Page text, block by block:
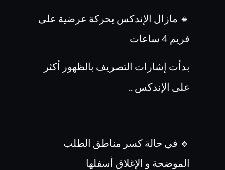
🔸 مازال الإندكس بحركة عرضية على
فريم 4 ساعات
بدأت إشارات التصريف بالظهور أكثر
على الإندكس ..
🔸 في حالة كسر مناطق الطلب
الموضحة و الإغلاق أسفلها